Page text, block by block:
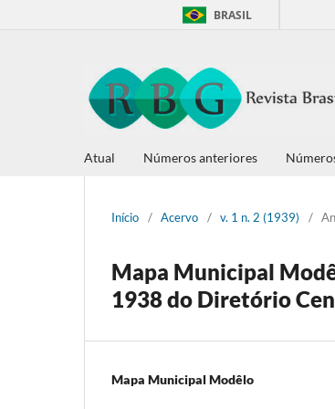
BRASIL
Atual Números anteriores
Início / Acervo / v. 1 n. 2 (1939) /
Mapa Municipal
1938 do Diretório
Mapa Municipal Modêlo